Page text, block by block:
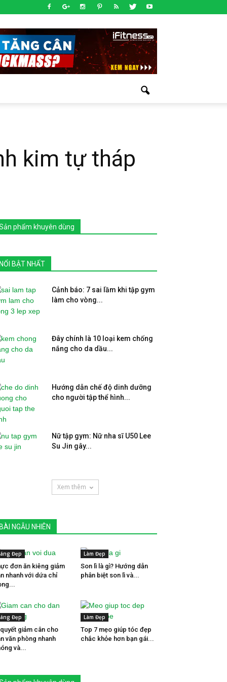
kim tự tháp
phẩm khuyên dùng
NỔI BẬT NHẤT
Cảnh báo: 7 sai lầm khi tập gym
làm cho vòng...
Đây chính là 10 loại kem chống
nắng cho da dầu...
Hướng dẫn chế độ dinh dưỡng
cho người tập thể hình...
Nữ tập gym: Nữ nha sĩ U50 Lee
Su Jin gây...
Xem thêm
BÀI NGẪU NHIÊN
Đẹp
đơn ăn kiêng giảm
nhanh với dứa chỉ
Làm Đẹp
Son lì là gì? Hướng dẫn
phân biệt son lì và...
Đẹp
giảm cân cho
văn phòng nhanh
và...
Làm Đẹp
Top 7 mẹo giúp tóc đẹp
chắc khỏe hơn bạn gái...